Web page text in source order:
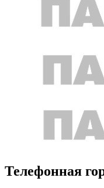
Телефонная